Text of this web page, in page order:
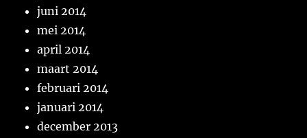
juni 2014
mei 2014
april 2014
maart 2014
februari 2014
januari 2014
december 2013